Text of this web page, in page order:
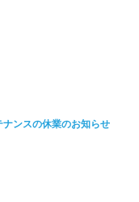
ナンスの休業のお知らせ